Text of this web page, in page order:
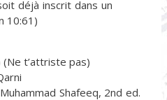
déjà inscrit dans un
10:61)
(Ne t’attriste pas)
Shafeeq, 2nd ed.